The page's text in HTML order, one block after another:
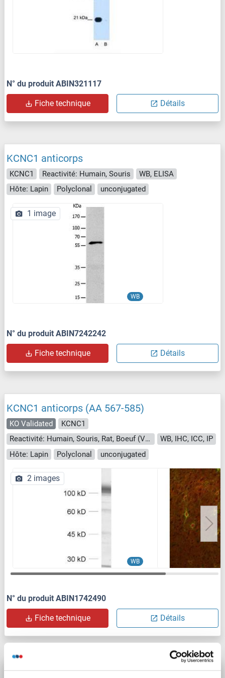
N° du produit ABIN321117
Fiche technique Détails
KCNC1 anticorps
KCNC1 Reactivité: Humain, Souris
WB, ELISA
Hôte: Lapin
Polyclonal unconjugated
WB
1 image
N° du produit ABIN7242242
Fiche technique Détails
KCNC1 anticorps (AA 567-585)
KO Validated
KCNC1
Reactivité: Humain, Souris, Rat, Boeuf (Vache)
WB, IHC, ICC, IP
Hôte: Lapin
Polyclonal unconjugated
WB
2 images
N° du produit ABIN1742490
Fiche technique Détails
KCNC1 anticorps (pSer503)